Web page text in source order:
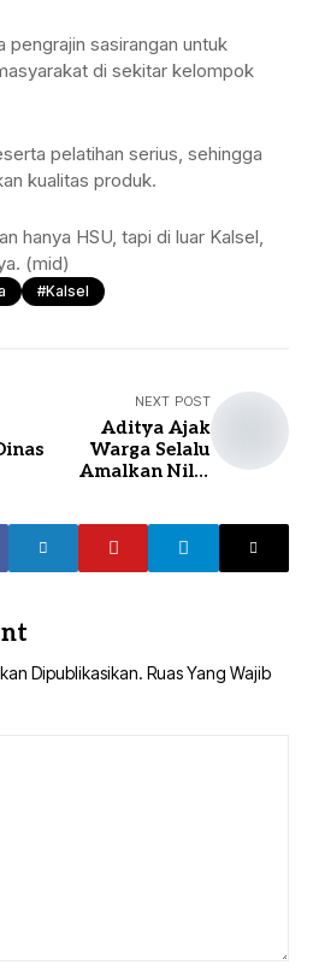
pengrajin sasirangan untuk
di sekitar kelompok
pelatihan serius, sehingga
kualitas produk.
hanya HSU, tapi di luar Kalsel,
(mid)
#Kalsel
NEXT POST
Aditya Ajak
Warga Selalu
Amalkan Nilai
Dipublikasikan. Ruas Yang Wajib